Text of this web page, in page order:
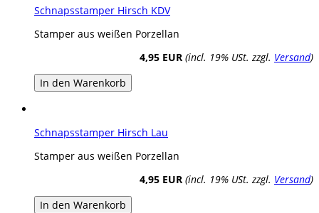
Schnapsstamper Hirsch KDV
Stamper aus weißen Porzellan
4,95 EUR (incl. 19% USt. zzgl. Versand)
In den Warenkorb
Schnapsstamper Hirsch Lau
Stamper aus weißen Porzellan
4,95 EUR (incl. 19% USt. zzgl. Versand)
In den Warenkorb